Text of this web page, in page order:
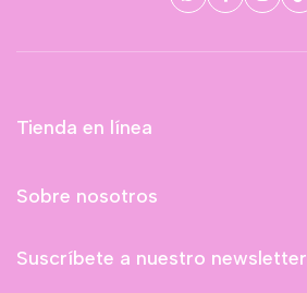
Tienda en línea
Sobre nosotros
Suscríbete a nuestro newsletter